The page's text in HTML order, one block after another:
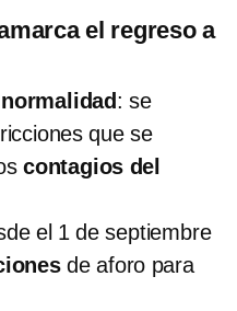
el regreso a
normalidad : se
que se
contagios del
el 1 de septiembre
de aforo para